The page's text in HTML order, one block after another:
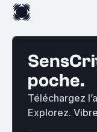
poche.
Téléchargez
Explorez.